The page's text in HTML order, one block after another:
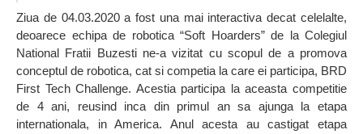
Ziua de 04.03.2020 a fost una mai interactiva decat celelalte,
deoarece echipa de robotica “Soft Hoarders” de la Colegiul
National Fratii Buzesti ne-a vizitat cu scopul de a promova
conceptul de robotica, cat si competia la care ei participa, BRD
First Tech Challenge. Acestia participa la aceasta competitie
de 4 ani, reusind inca din primul an sa ajunga la etapa
internationala, in America. Anul acesta au castigat etapa